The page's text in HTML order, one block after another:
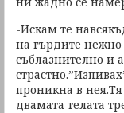
-Искам те
на гърдите нежно
съблазнително и
проникна в
двамата телата